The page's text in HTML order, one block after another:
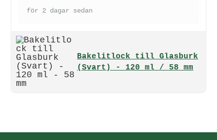
för 2 dagar sedan
Bakelitlock till Glasburk
(Svart) - 120 ml / 58 mm